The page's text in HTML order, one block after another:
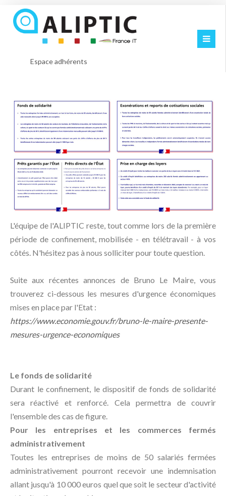
Espace adhérents
L'équipe de l'ALIPTIC reste, tout comme lors de la première
période de confinement, mobilisée - en télétravail - à vos
côtés. N'hésitez pas à nous solliciter pour toute question.
Suite aux récentes annonces de Bruno Le Maire, vous
trouverez ci-dessous les mesures d'urgence économiques
mises en place par l'Etat :
https://www.economie.gouv.fr/bruno-le-maire-presente-
mesures-urgence-economiques
Le fonds de solidarité
Durant le confinement, le dispositif de fonds de solidarité
sera réactivé et renforcé. Cela permettra de couvrir
l'ensemble des cas de figure.
Pour les entreprises et les commerces fermés
administrativement
Toutes les entreprises de moins de 50 salariés fermées
administrativement pourront recevoir une indemnisation
allant jusqu'à 10 000 euros quel que soit le secteur d'activité